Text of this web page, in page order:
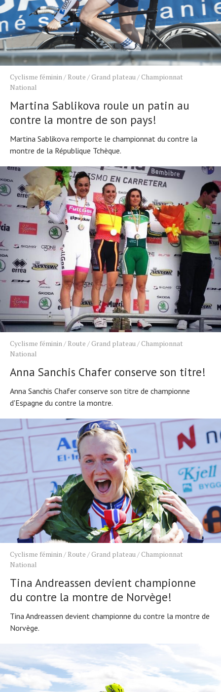
Cyclisme féminin / Route / Grand plateau / Championnat
National
Martina Sablikova roule un patin au
contre la montre de son pays!
Martina Sablikova remporte le championnat du contre la
montre de la République Tchèque.
Cyclisme féminin / Route / Grand plateau / Championnat
National
Anna Sanchis Chafer conserve son titre!
Anna Sanchis Chafer conserve son titre de championne
d'Espagne du contre la montre.
Cyclisme féminin / Route / Grand plateau / Championnat
National
Tina Andreassen devient championne
du contre la montre de Norvège!
Tina Andreassen devient championne du contre la montre de
Norvège.